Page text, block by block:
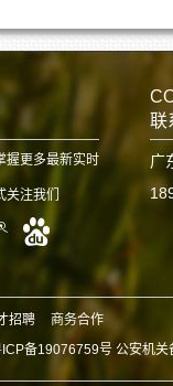
握更多最新实时
注我们
联
广
招聘
商务合作
备19076759号 公安机